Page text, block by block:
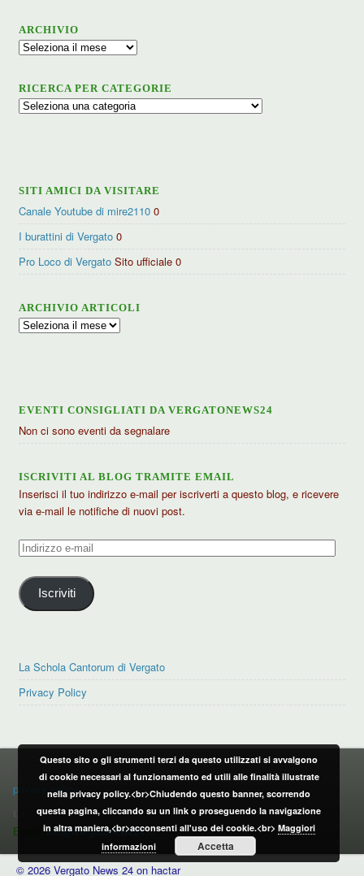
ARCHIVIO
Archivio
RICERCA PER CATEGORIE
Ricerca
SITI AMICI DA VISITARE
Canale Youtube di mire2110 0
I burattini di Vergato 0
Pro Loco di Vergato Sito ufficiale 0
ARCHIVIO ARTICOLI
Archivio
EVENTI CONSIGLIATI DA VERGATONEWS24
Non ci sono eventi da segnalare
ISCRIVITI AL BLOG TRAMITE EMAIL
Inserisci il tuo indirizzo e-mail per iscriverti a questo blog, e ricevere
via e-mail le notifiche di nuovi post.
Indirizzo
mail
Iscriviti
La Schola Cantorum di Vergato
Privacy Policy
PRIVACY POLICY
privacy policy
CONTATTI:
Email:info@vergatonews24.it
© 2026 Vergato News 24 on hactar
Questo sito o gli strumenti terzi da questo utilizzati si avvalgono
di cookie necessari al funzionamento ed utili alle finalità illustrate
nella privacy policy.<br>Chiudendo questo banner, scorrendo
questa pagina, cliccando su un link o proseguendo la navigazione
in altra maniera,<br>acconsenti all'uso dei cookie.<br> Maggiori
informazioni
Accetta